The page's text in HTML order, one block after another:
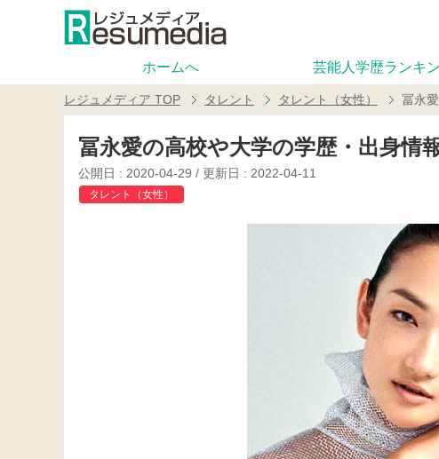
ホームへ 芸能人学歴ランキ
レジュメディア TOP タレント タレント（女性） 冨永
冨永愛の高校や大学の学歴・出身情
公開日 : 2020-04-29 / 更新日 : 2022-04-11
タレント（女性）